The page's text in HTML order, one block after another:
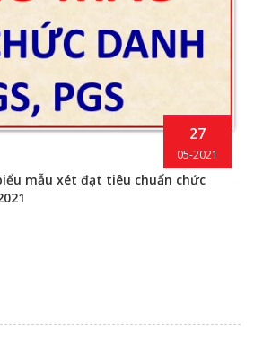
27
05-2021
mẫu xét đạt tiêu chuẩn chức